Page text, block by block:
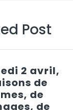
Post
2 avril,
de
de
de